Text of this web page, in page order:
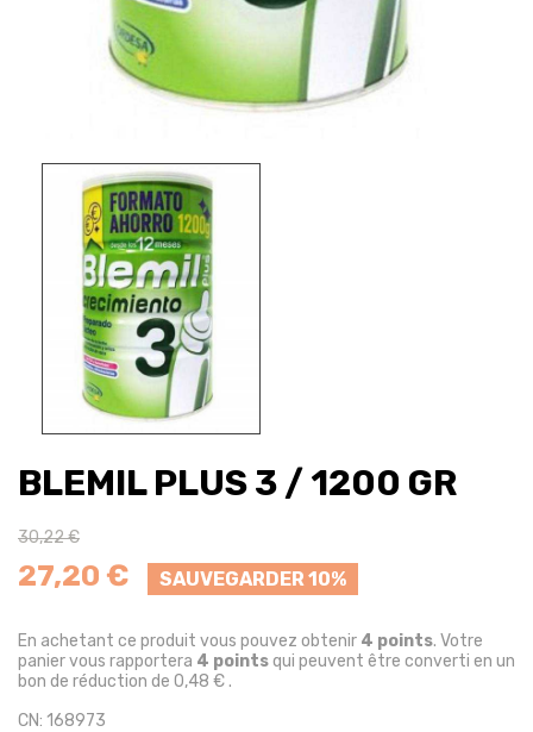
BLEMIL PLUS 3 / 1200 GR
30,22 €
27,20 € SAUVEGARDER 10%
En achetant ce produit vous pouvez obtenir 4 points. Votre
panier vous rapportera 4 pointsqui peuvent être converti en un
bon de réduction de 0,48 €.
CN: 168973